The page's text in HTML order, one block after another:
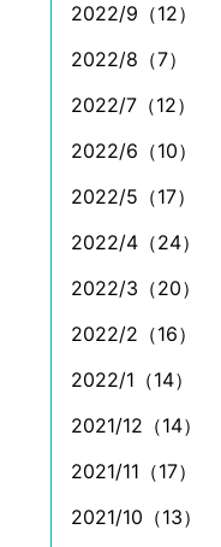
2022/9（12）
2022/8（7）
2022/7（12）
2022/6（10）
2022/5（17）
2022/4（24）
2022/3（20）
2022/2（16）
2022/1（14）
2021/12（14）
2021/11（17）
2021/10（13）